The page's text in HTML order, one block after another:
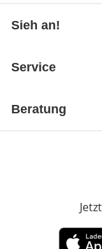
Sieh an!
Service
Beratung